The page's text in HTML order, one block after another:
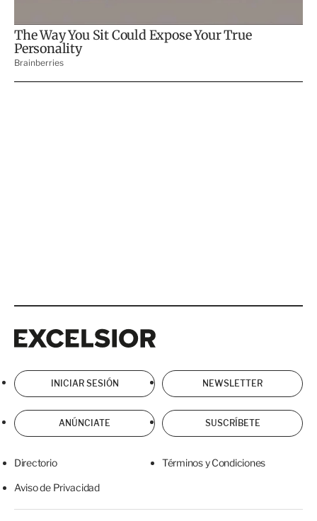
INICIAR SESIÓN NEWSLETTER
ANÚNCIATE SUSCRÍBETE
Directorio Términos y Condiciones
Aviso de Privacidad